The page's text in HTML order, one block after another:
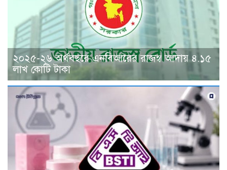
২০২৫-২৬ অর্থবছরে এনবিআরের রাজস্ব আদায় ৪.১৫
লাখ কোটি টাকা